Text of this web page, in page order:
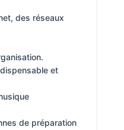
des réseaux
et
de préparation